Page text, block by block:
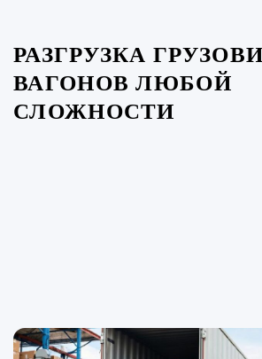
РАЗГРУЗКА
ВАГОНОВ ЛЮБОЙ
СЛОЖНОСТИ